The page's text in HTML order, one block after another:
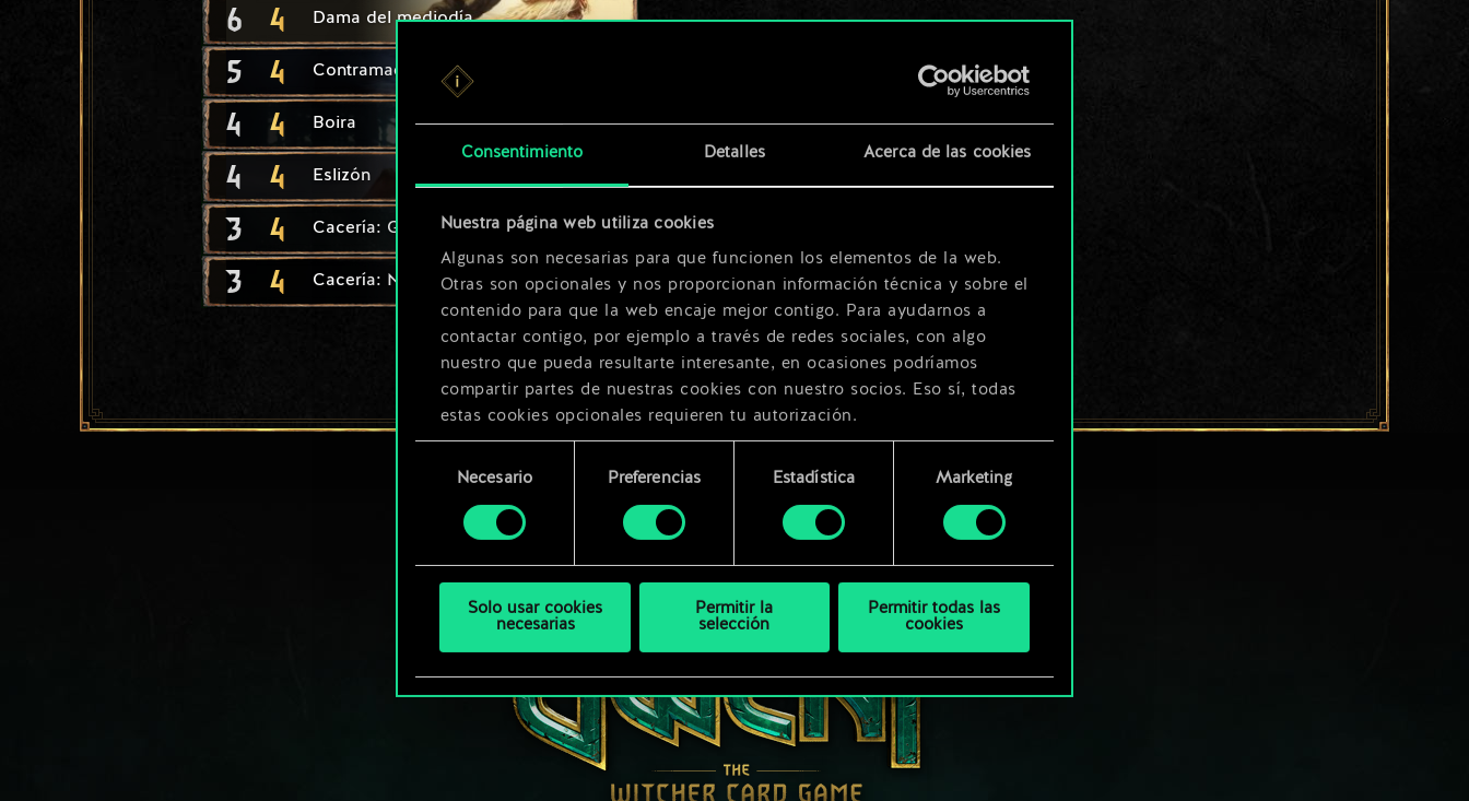
Consentimiento Detalles Acerca de las cookies
Nuestra página web utiliza cookies
Algunas son necesarias para que funcionen los elementos de la web.
Otras son opcionales y nos proporcionan información técnica y sobre el
contenido para que la web encaje mejor contigo. Para ayudarnos a
contactar contigo, por ejemplo a través de redes sociales, con algo
nuestro que pueda resultarte interesante, en ocasiones podríamos
compartir partes de nuestras cookies con nuestro socios. Eso sí, todas
estas cookies opcionales requieren tu autorización.
Encontrarás todos los detalles sobre nuestro uso de las cookies y
más abajo.
consentimiento
Necesario Preferencias Estadística Marketing
Solo usar cookies
necesarias
Permitir la
selección
Permitir todas las
cookies
6 4 Dama del mediodía
5 4 Contramaestre del Naglfar
4 4 Boira x2
4 4 Eslizón
3 4 Cacería: Guerrero
3 4 Cacería: Navegadora